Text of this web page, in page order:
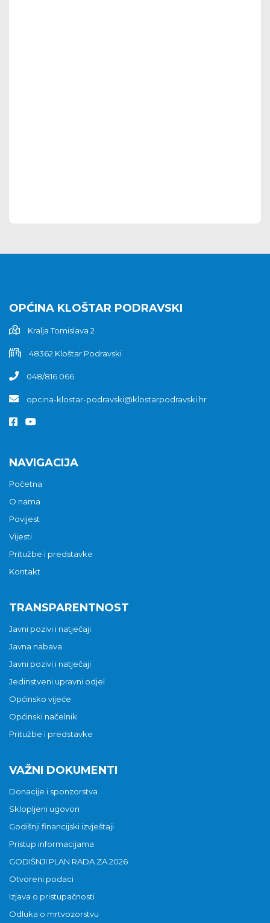
OPĆINA KLOŠTAR PODRAVSKI
Kralja Tomislava 2
48362 Kloštar Podravski
048/816 066
opcina-klostar-podravski@klostarpodravski.hr
NAVIGACIJA
Početna
O nama
Povijest
Vijesti
Pritužbe i predstavke
Kontakt
TRANSPARENTNOST
Javni pozivi i natječaji
Javna nabava
Javni pozivi i natječaji
Jedinstveni upravni odjel
Općinsko vijeće
Općinski načelnik
Pritužbe i predstavke
VAŽNI DOKUMENTI
Donacije i sponzorstva
Sklopljeni ugovori
Godišnji financijski izvještaji
Pristup informacijama
GODIŠNJI PLAN RADA ZA 2026
Otvoreni podaci
Izjava o pristupačnosti
Odluka o mrtvozorstvu